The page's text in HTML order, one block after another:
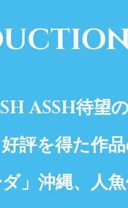
ASSH待望
評を得た作
ダ」沖縄、人